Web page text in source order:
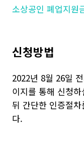
소상공인 폐업지원
신청방법
2022년 8월 26일
이지를 통해 신청
뒤 간단한 인증절
다.